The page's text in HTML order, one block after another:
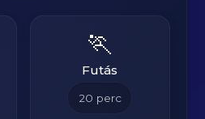
🏃
Futás
20 perc